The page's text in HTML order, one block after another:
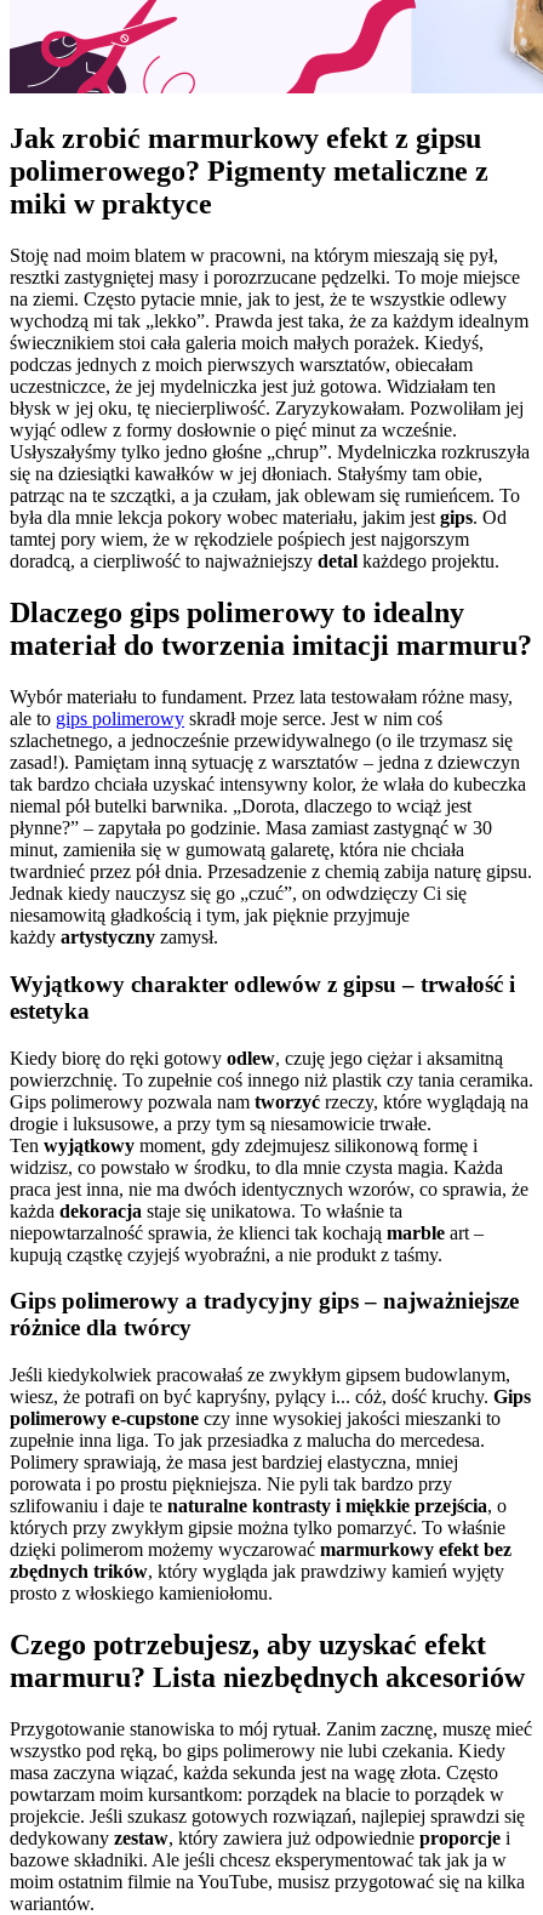
Jak zrobić marmurkowy efekt z gipsu
polimerowego? Pigmenty metaliczne z
miki w praktyce
Stoję nad moim blatem w pracowni, na którym mieszają się pył,
resztki zastygniętej masy i porozrzucane pędzelki. To moje miejsce
na ziemi. Często pytacie mnie, jak to jest, że te wszystkie odlewy
wychodzą mi tak „lekko”. Prawda jest taka, że za każdym idealnym
świecznikiem stoi cała galeria moich małych porażek. Kiedyś,
podczas jednych z moich pierwszych warsztatów, obiecałam
uczestniczce, że jej mydelniczka jest już gotowa. Widziałam ten
błysk w jej oku, tę niecierpliwość. Zaryzykowałam. Pozwoliłam jej
wyjąć odlew z formy dosłownie o pięć minut za wcześnie.
Usłyszałyśmy tylko jedno głośne „chrup”. Mydelniczka rozkruszyła
się na dziesiątki kawałków w jej dłoniach. Stałyśmy tam obie,
patrząc na te szczątki, a ja czułam, jak oblewam się rumieńcem. To
była dla mnie lekcja pokory wobec materiału, jakim jest gips. Od
tamtej pory wiem, że w rękodziele pośpiech jest najgorszym
doradcą, a cierpliwość to najważniejszy detal każdego projektu.
Dlaczego gips polimerowy to idealny
materiał do tworzenia imitacji marmuru?
Wybór materiału to fundament. Przez lata testowałam różne masy,
ale to gips polimerowy skradł moje serce. Jest w nim coś
szlachetnego, a jednocześnie przewidywalnego (o ile trzymasz się
zasad!). Pamiętam inną sytuację z warsztatów – jedna z dziewczyn
tak bardzo chciała uzyskać intensywny kolor, że wlała do kubeczka
niemal pół butelki barwnika. „Dorota, dlaczego to wciąż jest
płynne?” – zapytała po godzinie. Masa zamiast zastygnąć w 30
minut, zamieniła się w gumowatą galaretę, która nie chciała
twardnieć przez pół dnia. Przesadzenie z chemią zabija naturę gipsu.
Jednak kiedy nauczysz się go „czuć”, on odwdzięczy Ci się
niesamowitą gładkością i tym, jak pięknie przyjmuje
każdy artystyczny zamysł.
Wyjątkowy charakter odlewów z gipsu – trwałość i
estetyka
Kiedy biorę do ręki gotowy odlew, czuję jego ciężar i aksamitną
powierzchnię. To zupełnie coś innego niż plastik czy tania ceramika.
Gips polimerowy pozwala nam tworzyć rzeczy, które wyglądają na
drogie i luksusowe, a przy tym są niesamowicie trwałe.
Ten wyjątkowy moment, gdy zdejmujesz silikonową formę i
widzisz, co powstało w środku, to dla mnie czysta magia. Każda
praca jest inna, nie ma dwóch identycznych wzorów, co sprawia, że
każda dekoracja staje się unikatowa. To właśnie ta
niepowtarzalność sprawia, że klienci tak kochają marble art –
kupują cząstkę czyjejś wyobraźni, a nie produkt z taśmy.
Gips polimerowy a tradycyjny gips – najważniejsze
różnice dla twórcy
Jeśli kiedykolwiek pracowałaś ze zwykłym gipsem budowlanym,
wiesz, że potrafi on być kapryśny, pylący i... cóż, dość kruchy. Gips
polimerowy e-cupstone czy inne wysokiej jakości mieszanki to
zupełnie inna liga. To jak przesiadka z malucha do mercedesa.
Polimery sprawiają, że masa jest bardziej elastyczna, mniej
porowata i po prostu piękniejsza. Nie pyli tak bardzo przy
szlifowaniu i daje te naturalne kontrasty i miękkie przejścia, o
których przy zwykłym gipsie można tylko pomarzyć. To właśnie
dzięki polimerom możemy wyczarować marmurkowy efekt bez
zbędnych trików, który wygląda jak prawdziwy kamień wyjęty
prosto z włoskiego kamieniołomu.
Czego potrzebujesz, aby uzyskać efekt
marmuru? Lista niezbędnych akcesoriów
Przygotowanie stanowiska to mój rytuał. Zanim zacznę, muszę mieć
wszystko pod ręką, bo gips polimerowy nie lubi czekania. Kiedy
masa zaczyna wiązać, każda sekunda jest na wagę złota. Często
powtarzam moim kursantkom: porządek na blacie to porządek w
projekcie. Jeśli szukasz gotowych rozwiązań, najlepiej sprawdzi się
dedykowany zestaw, który zawiera już odpowiednie proporcje i
bazowe składniki. Ale jeśli chcesz eksperymentować tak jak ja w
moim ostatnim filmie na YouTube, musisz przygotować się na kilka
wariantów.